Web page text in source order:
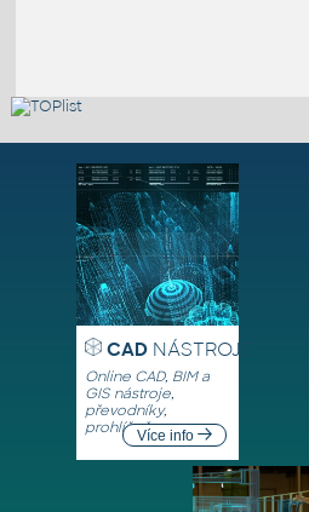
CADNÁSTROJE
Online CAD, BIM a
GIS nástroje,
převodníky,
prohlížečeVíce info